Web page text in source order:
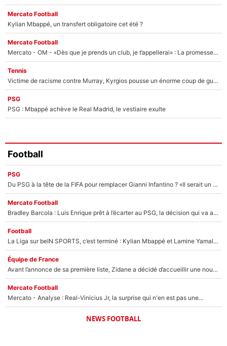
Mercato Football
Kylian Mbappé, un transfert obligatoire cet été ?
Mercato Football
Mercato - OM - «Dès que je prends un club, je t’appellerai» : La promesse de Marcelino au moment de claquer la porte
Tennis
Victime de racisme contre Murray, Kyrgios pousse un énorme coup de gueule !
PSG
PSG : Mbappé achève le Real Madrid, le vestiaire exulte
Football
PSG
Du PSG à la tête de la FIFA pour remplacer Gianni Infantino ? «Il serait un mauvais président», le patron de la Liga s'attaque à Nasser Al-Khelaïfi !
Mercato Football
Bradley Barcola : Luis Enrique prêt à l’écarter au PSG, la décision qui va accélérer son transfert à Liverpool ?
Football
La Liga sur beIN SPORTS, c’est terminé : Kylian Mbappé et Lamine Yamal changent de chaîne, «le moment était venu d'ouvrir un nouveau chapitre»
Équipe de France
Avant l’annonce de sa première liste, Zidane a décidé d’accueillir une nouvelle tête en équipe de France
Mercato Football
Mercato - Analyse : Real-Vinicius Jr, la surprise qui n'en est pas une...
NEWS FOOTBALL